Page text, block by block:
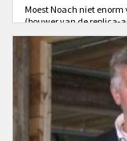
Moest Noach niet
(bouwer van de replica-